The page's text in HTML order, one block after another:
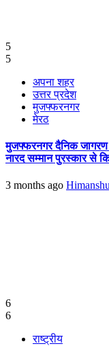
5
5
अपना शहर
उत्तर प्रदेश
मुजफ्फरनगर
मेरठ
मुजफ्फरनगर दैनिक जागरण
नारद सम्मान पुरस्कार से
3 months ago
6
6
राष्ट्रीय